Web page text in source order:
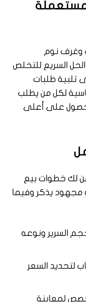
وغرف نوم
السريع للتخلص
تلبية طلبات
لكل من يطلب
على أعلى
لك خطوات بيع
مجهود يذكر وفيما
السرير ونوعه
لتحديد السعر
لمعاينة